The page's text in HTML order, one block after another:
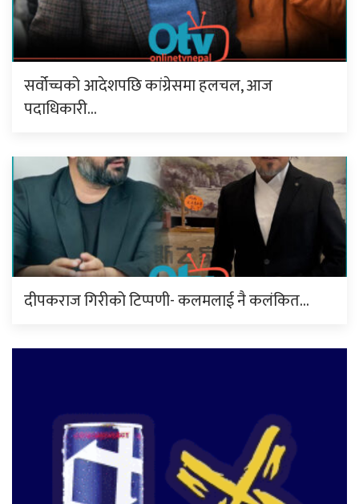
सर्वोच्चको आदेशपछि कांग्रेसमा हलचल, आज
पदाधिकारी…
दीपकराज गिरीको टिप्पणी- कलमलाई नै कलंकित…